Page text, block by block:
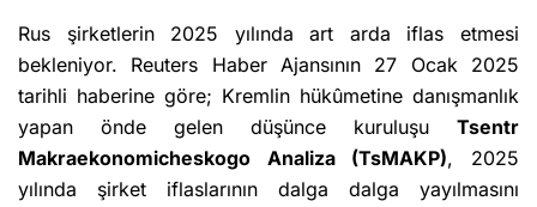
Rus şirketlerin 2025 yılında art arda iflas etmesi
bekleniyor. Reuters Haber Ajansının 27 Ocak 2025
tarihli haberine göre; Kremlin hükûmetine danışmanlık
yapan önde gelen düşünce kuruluşu Tsentr
Makraekonomicheskogo Analiza (TsMAKP), 2025
yılında şirket iflaslarının dalga dalga yayılmasını